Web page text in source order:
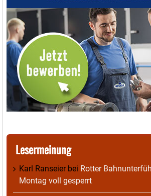
Lesermeinung
Karl Ranseierbei Rotter
Montag voll gesperrt